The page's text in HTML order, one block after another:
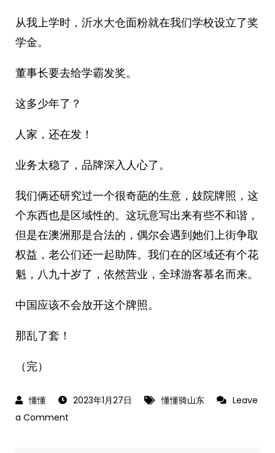
从我上学时，沂水大仓面粉就在我们学校设立了奖
学金。
董事长要去给学霸发奖。
这多少年了？
人家，还在发！
业务太稳了，品牌深入人心了。
我们俩还研究过一个很奇葩的生意，妓院牌照，这
个东西也是区域性的。这玩意写出来有些不和谐，
但是在澳洲那是合法的，偶尔会遇到她们上街争取
权益，老公们还一起助阵。我们在的区域还有个花
魁，八九十岁了，依然营业，全球游客慕名而来。
中国应该不会放开这个牌照。
那乱了套！
（完）
2023年1月27日 懂懂骑山东
Leave
a Comment